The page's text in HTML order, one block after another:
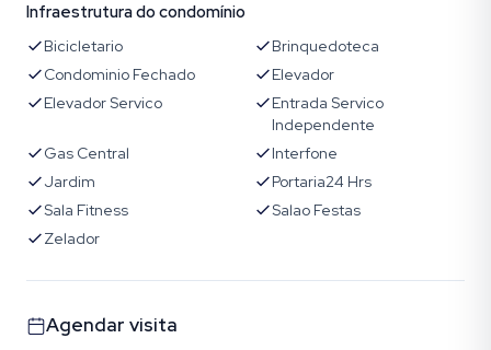
Infraestrutura do condomínio
Bicicletario
Brinquedoteca
Condominio Fechado
Elevador
Elevador Servico
Entrada Servico
Independente
Gas Central
Interfone
Jardim
Portaria24 Hrs
Sala Fitness
Salao Festas
Zelador
Agendar visita